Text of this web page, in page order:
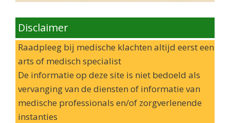
Disclaimer
Raadpleeg bij medische klachten altijd eerst een
arts of medisch specialist
De informatie op deze site is niet bedoeld als
vervanging van de diensten of informatie van
medische professionals en/of zorgverlenende
instanties